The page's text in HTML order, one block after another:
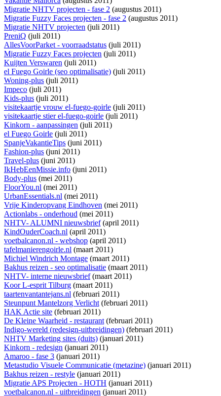
Migratie NHTV projecten - fase 2 (augustus 2011)
Migratie Fuzzy Faces projecten - fase 2 (augustus 2011)
Migratie NHTV projecten (juli 2011)
PreniQ (juli 2011)
AllesVoorParket - voorraadstatus (juli 2011)
Migratie Fuzzy Faces projecten (juli 2011)
Kuijten Verswaren (juli 2011)
el Fuego Goirle (seo optimalisatie) (juli 2011)
Woning-plus (juli 2011)
Impeco (juli 2011)
Kids-plus (juli 2011)
visitekaartje vrouw el-fuego-goirle (juli 2011)
visitekaartje stier el-fuego-goirle (juli 2011)
Kinkorn - aanpassingen (juli 2011)
el Fuego Goirle (juli 2011)
SpanjeVakantieTips (juni 2011)
Fashion-plus (juni 2011)
Travel-plus (juni 2011)
IkHebEenMissie.info (juni 2011)
Body-plus (mei 2011)
FloorYou.nl (mei 2011)
UrbanEssentials.nl (mei 2011)
Vrije Kinderopvang Eindhoven (mei 2011)
Actionlabs - onderhoud (mei 2011)
NHTV- ALUMNI nieuwsbrief(april 2011)
KindOuderCoach.nl (april 2011)
voetbalcanon.nl - webshop (april 2011)
tafelmanierengoirle.nl (maart 2011)
Michiel Windrich Montage (maart 2011)
Bakhus reizen - seo optimalisatie (maart 2011)
NHTV- interne nieuwsbrief(maart 2011)
Koor L-esprit Tilburg (maart 2011)
taartenvantantejans.nl (februari 2011)
Steunpunt Mantelzorg Verlicht(februari 2011)
HAK Actie site (februari 2011)
De Kleine Waarheid - restaurant(februari 2011)
Indigo-wereld (redesign-uitbreidingen) (februari 2011)
NHTV Marketing sites (duits) (januari 2011)
Kinkorn - redesign (januari 2011)
Amaroo - fase 3 (januari 2011)
Metastudio Visuele Communicatie (metazine) (januari 2011)
Bakhus reizen - restyle (januari 2011)
Migratie APS Projecten - HOTH (januari 2011)
voetbalcanon.nl - uitbreidingen (januari 2011)